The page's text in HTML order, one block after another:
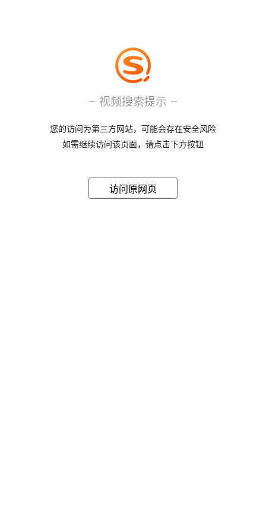
视频搜索提示
您的访问为第三方网站，可能会存在安全风险
如需继续访问该页面，请点击下方按钮
访问原网页